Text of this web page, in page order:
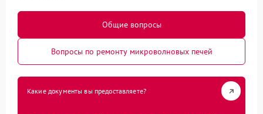
Общие вопросы
Вопросы по ремонту микроволновых печей
Какие документы вы предоставляете?